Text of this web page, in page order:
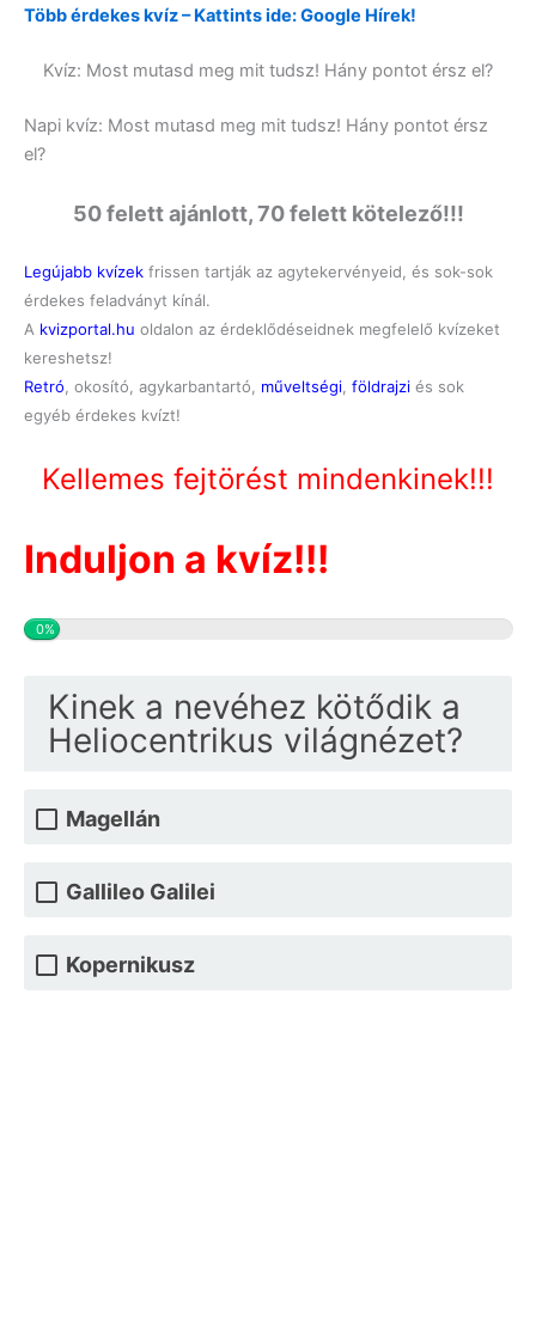
Több érdekes kvíz – Kattints ide: Google Hírek!
Kvíz: Most mutasd meg mit tudsz! Hány pontot érsz el?
Napi kvíz: Most mutasd meg mit tudsz! Hány pontot érsz
el?
50 felett ajánlott, 70 felett kötelező!!!
Legújabb kvízek frissen tartják az agytekervényeid, és sok-sok
érdekes feladványt kínál.
A kvizportal.hu oldalon az érdeklődéseidnek megfelelő kvízeket
kereshetsz!
Retró, okosító, agykarbantartó, műveltségi, földrajzi és sok
egyéb érdekes kvízt!
Kellemes fejtörést mindenkinek!!!
Induljon a kvíz!!!
0%
Kinek a nevéhez kötődik a
Heliocentrikus világnézet?
Magellán
Gallileo Galilei
Kopernikusz